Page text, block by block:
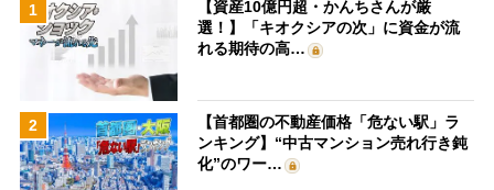
1
【資産10億円超・かんちさんが厳
選！】「キオクシアの次」に資金が流
れる期待の高…
2
【首都圏の不動産価格「危ない駅」ラ
ンキング】“中古マンション売れ行き鈍
化”のワー…